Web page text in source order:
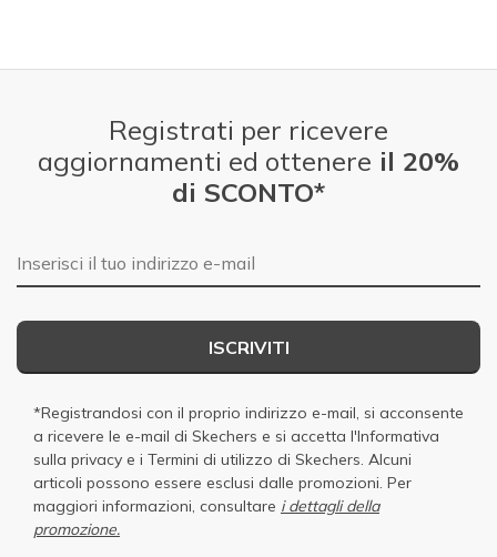
Registrati per ricevere
aggiornamenti ed ottenere il 20%
di SCONTO*
E-mail
ISCRIVITI
*Registrandosi con il proprio indirizzo e-mail, si acconsente
a ricevere le e-mail di Skechers e si accetta l'Informativa
sulla privacy e i Termini di utilizzo di Skechers. Alcuni
articoli possono essere esclusi dalle promozioni. Per
maggiori informazioni, consultare i dettagli della
promozione.